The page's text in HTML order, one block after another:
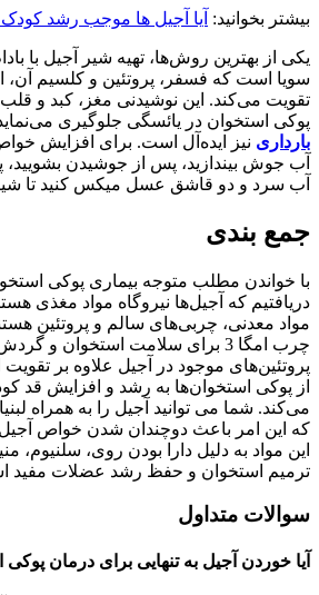
بیشتر بخوانید: آیا آجیل ها موجب رشد
یکی از بهترین روش‌ها، تهیه شیر آجیل با
سویا است که فسفر، پروتئین و کلسیم آن،
تقویت می‌کند. این نوشیدنی مغز، کبد و قلب
پوکی استخوان در یائسگی جلوگیری
بارداری
آب جوش بیندازید، پس از جوشیدن بشویید،
آب سرد و دو قاشق عسل میکس کنید تا
جمع بندی
با خواندن مطلب متوجه بیماری پوکی
دریافتیم که آجیل‌ها نیروگاه مواد مغذی
مواد معدنی، چربی‌های سالم و پروتئین
چرب امگا 3 برای سلامت استخوان و
پروتئین‌های موجود در آجیل علاوه بر
از پوکی استخوان‌ها به رشد و‌ افزایش قد
می‌کند. شما می‌ توانید آجیل را به همراه
که این امر باعث دوچندان شدن خواص
این مواد به دلیل دارا بودن روی، سلنیوم،
ترمیم استخوان و حفظ رشد عضلات مفید
سوالات متداول
آیا خوردن آجیل به تنهایی برای درمان